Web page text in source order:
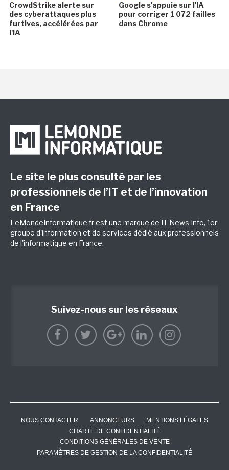
CrowdStrike alerte sur
des cyberattaques plus
furtives, accélérées par
l'IA
Google s'appuie sur l'IA
pour corriger 1 072 failles
dans Chrome
Le site le plus consulté par les
professionnels de l’IT et de l’innovation
en France
LeMondeInformatique.fr est une marque de IT News Info, 1er
groupe d'information et de services dédié aux professionnels
de l'informatique en France.
Suivez-nous sur les réseaux
NOUS CONTACTER ANNONCEURS
MENTIONS LÉGALES
CHARTE DE CONFIDENTIALITÉ
CONDITIONS GÉNÉRALES DE VENTE
PARAMÈTRES DE GESTION DE LA CONFIDENTIALITÉ